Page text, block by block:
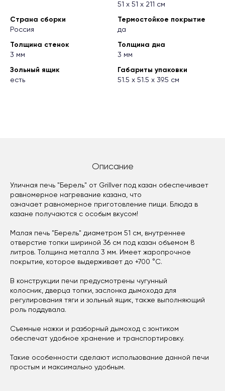
51 х 51 х 211 см
Страна сборки
Россия
Термостойкое покрытие
да
Толщина стенок
3 мм
Толщина дна
3 мм
Зольный ящик
есть
Габариты упаковки
51.5 х 51.5 х 39.5 см
Описание
Уличная печь "Берель" от Grillver под казан обеспечивает
равномерное нагревание казана, что
означает равномерное приготовление пищи. Блюда в
казане получаются с особым вкусом!
Малая печь "Берель" диаметром 51 см, внутреннее
отверстие топки шириной 36 см под казан объемом 8
литров. Толщина металла 3 мм. Имеет жаропрочное
покрытие, которое выдерживает до +700 °C.
В конструкции печи предусмотрены чугунный
колосник, дверца топки, заслонка дымохода для
регулирования тяги и зольный ящик, также выполняющий
роль поддувала.
Съемные ножки и разборный дымоход с зонтиком
обеспечат удобное хранение и транспортировку.
Такие особенности сделают использование данной печи
простым и максимально удобным.